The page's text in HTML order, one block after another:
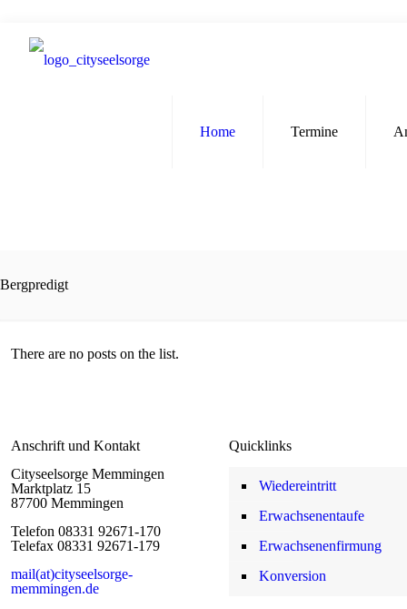
Home Termine
Bergpredigt
There are no posts on the list.
Anschrift und Kontakt
Cityseelsorge Memmingen
Marktplatz 15
87700 Memmingen
Telefon 08331 92671-170
Telefax 08331 92671-179
mail(at)cityseelsorge-
memmingen.de
Quicklinks
Wiedereintritt
Erwachsenentaufe
Erwachsenenfirmung
Konversion